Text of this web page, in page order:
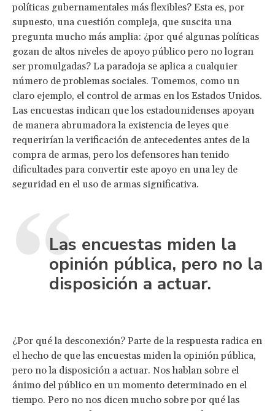
políticas gubernamentales más flexibles? Esta es, por
supuesto, una cuestión compleja, que suscita una
pregunta mucho más amplia: ¿por qué algunas políticas
gozan de altos niveles de apoyo público pero no logran
ser promulgadas? La paradoja se aplica a cualquier
número de problemas sociales. Tomemos, como un
claro ejemplo, el control de armas en los Estados Unidos.
Las encuestas indican que los estadounidenses apoyan
de manera abrumadora la existencia de leyes que
requerirían la verificación de antecedentes antes de la
compra de armas, pero los defensores han tenido
dificultades para convertir este apoyo en una ley de
seguridad en el uso de armas significativa.
Las encuestas miden la
opinión pública, pero no la
disposición a actuar.
¿Por qué la desconexión? Parte de la respuesta radica en
el hecho de que las encuestas miden la opinión pública,
pero no la disposición a actuar. Nos hablan sobre el
ánimo del público en un momento determinado en el
tiempo. Pero no nos dicen mucho sobre por qué las